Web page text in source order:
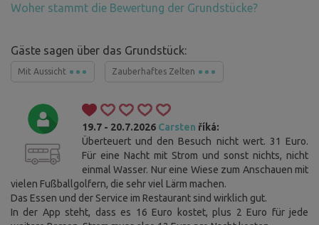
Woher stammt die Bewertung der Grundstücke?
Gäste sagen über das Grundstück:
Mit Aussicht Zauberhaftes Zelten
19.7 - 20.7.2026 Carsten říká:
Überteuert und den Besuch nicht wert. 31 Euro.
Für eine Nacht mit Strom und sonst nichts, nicht
einmal Wasser. Nur eine Wiese zum Anschauen mit
vielen Fußballgolfern, die sehr viel Lärm machen.
Das Essen und der Service im Restaurant sind wirklich gut.
In der App steht, dass es 16 Euro kostet, plus 2 Euro für jede